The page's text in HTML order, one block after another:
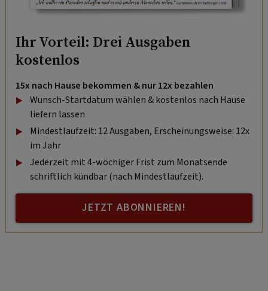
Ihr Vorteil: Drei Ausgaben
kostenlos
15x nach Hause bekommen & nur 12x bezahlen
Wunsch-Startdatum wählen & kostenlos nach Hause
liefern lassen
Mindestlaufzeit: 12 Ausgaben, Erscheinungsweise: 12x
im Jahr
Jederzeit mit 4-wöchiger Frist zum Monatsende
schriftlich kündbar (nach Mindestlaufzeit).
JETZT ABONNIEREN!